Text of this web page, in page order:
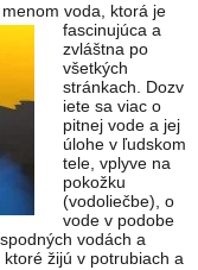
voda, ktorá je
fascinujúca a
zvláštna po
všetkých
stránkach. Dozv
iete sa viac o
pitnej vode a jej
úlohe v ľudskom
tele, vplyve na
pokožku
(vodoliečbe), o
vode v podobe
vodách a
žijú v potrubiach a